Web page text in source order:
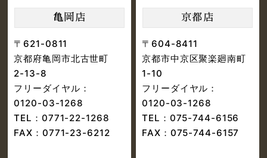
亀岡店
〒621-0811
京都府亀岡市北古世町
2-13-8
フリーダイヤル：
0120-03-1268
TEL： 0771-22-1268
FAX：0771-23-6212
京都店
〒604-8411
京都市中京区聚楽廻南町
1-10
フリーダイヤル：
0120-03-1268
TEL： 075-744-6156
FAX：075-744-6157